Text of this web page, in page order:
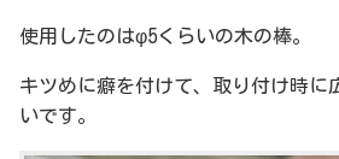
使用したのはφ5くらいの木の棒。
キツめに癖を付けて、取り付け時に
いです。